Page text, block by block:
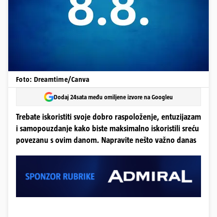
Foto: Dreamtime/Canva
Dodaj 24sata među omiljene izvore na Googleu
Trebate iskoristiti svoje dobro raspoloženje, entuzijazam
i samopouzdanje kako biste maksimalno iskoristili sreću
povezanu s ovim danom. Napravite nešto važno danas